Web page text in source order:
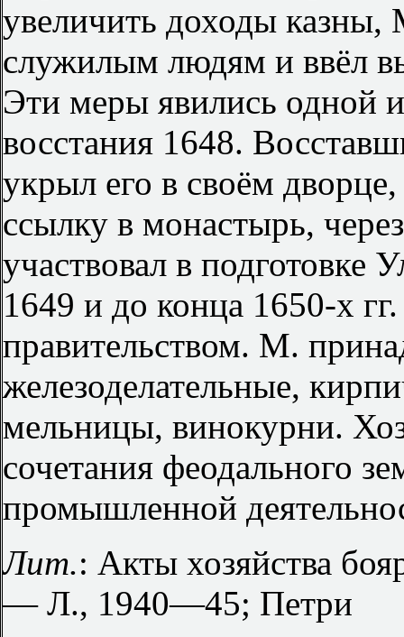
увеличить доходы казны,
служилым людям и ввёл
Эти меры явились одной
восстания 1648.
укрыл его в своём
ссылку в монастырь,
участвовал в подготовке
1649 и до конца 1650-х
правительством. М.
железоделательные,
мельницы, винокурни.
сочетания феодального
промышленной
Лит.: Акты хозяйства
— Л., 1940—45; Петри